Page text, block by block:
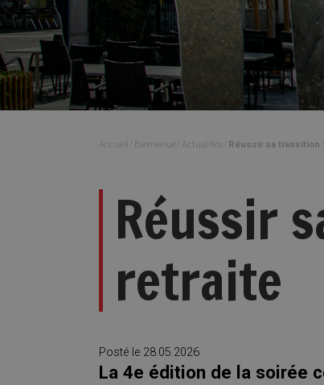
Accueil Bienvenue Actualités Réussir sa transition
Réussir
retraite
Posté le 28.05.2026
La 4e édition de la soirée